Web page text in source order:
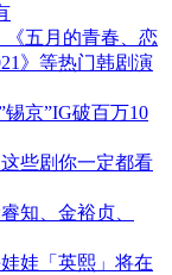
《五月的青春、恋
》等热门韩剧演
锡京”IG破百万10
些剧你一定都看
知、金裕贞、
娃「英熙」将在